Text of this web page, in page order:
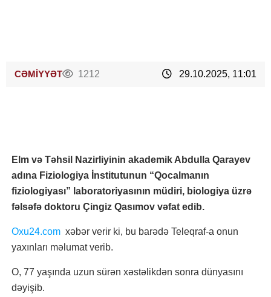
CƏMİYYƏT 1212 29.10.2025, 11:01
Elm və Təhsil Nazirliyinin akademik Abdulla Qarayev
adına Fiziologiya İnstitutunun “Qocalmanın
fiziologiyası” laboratoriyasının müdiri, biologiya üzrə
fəlsəfə doktoru Çingiz Qasımov vəfat edib.
Oxu24.com xəbər verir ki, bu barədə Teleqraf-a onun
yaxınları məlumat verib.
O, 77 yaşında uzun sürən xəstəlikdən sonra dünyasını
dəyişib.